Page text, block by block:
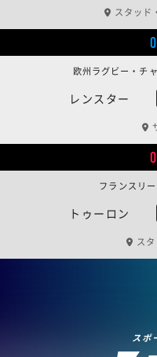
スタッド
レンスター
欧州ラグビー・
トゥーロン
フランスリ
ス
スポ